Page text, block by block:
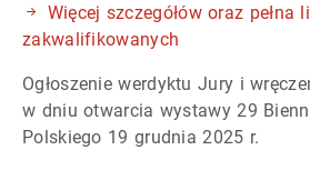
Więcej szczegółów oraz pełna
zakwalifikowanych
Ogłoszenie werdyktu Jury i
w dniu otwarcia wystawy 29
Polskiego 19 grudnia 2025 r.